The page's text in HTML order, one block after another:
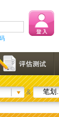
&
笔划...